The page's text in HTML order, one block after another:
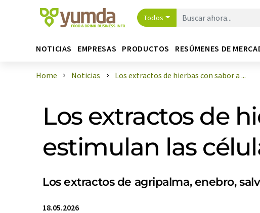
Todos
NOTICIAS EMPRESAS PRODUCTOS RESÚMENES DE
Home Noticias Los extractos de hierbas con sabor a ...
Los extractos de
estimulan las
Los extractos de agripalma, enebro,
18.05.2026